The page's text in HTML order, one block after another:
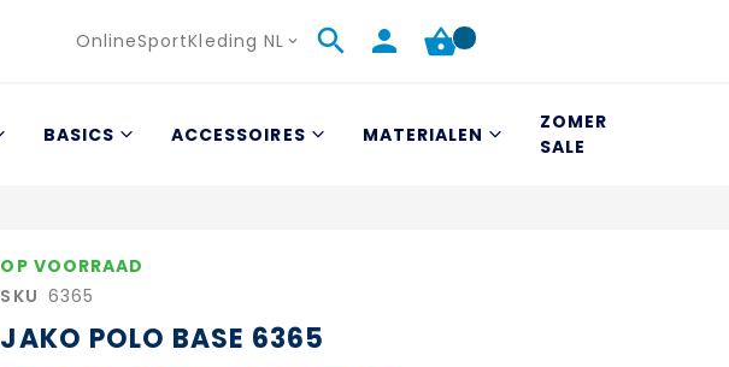
Taal
OnlineSportKleding NL
BASICS ACCESSOIRES MATERIALEN
ZOMER
SALE
OP VOORRAAD
SKU 6365
JAKO POLO BASE 6365